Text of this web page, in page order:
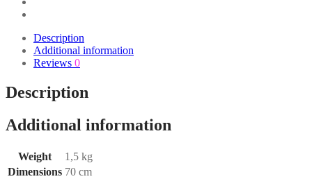
Description
Additional information
Reviews 0
Description
Additional information
Weight
1,5 kg
Dimensions 70 cm